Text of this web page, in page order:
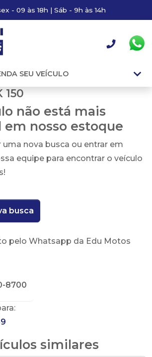
- 09 às 18h | Sáb - 9h às 14h
SEU VEÍCULO
150
não está mais
em nosso estoque
uma nova busca ou entrar em
equipe para encontrar o veículo
busca
pelo Whatsapp da Edu Motos
8700
similares